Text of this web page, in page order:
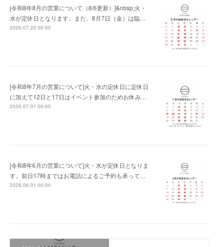
[令和8年8月の営業について（8/6更新）]&nbsp;火・
水が定休日となります。また、8月7日（金）は臨…
2026.07.22 00:00
[令和8年7月の営業について]火・水の定休日に定休日
に加えて12日と17日はイベント参加のためお休み…
2026.07.01 00:00
[令和8年6月の営業について]火・水が定休日となりま
す。前日17時まではお電話によるご予約も承って…
2026.06.01 00:00